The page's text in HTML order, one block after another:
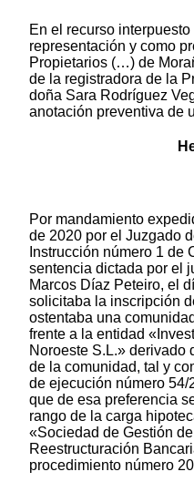
En el recurso
representación y como
Propietarios (…) de
de la registradora de la
doña Sara Rodríguez
anotación preventiva de
Por mandamiento
de 2020 por el Juzgado
Instrucción número 1 de
sentencia dictada por el
Marcos Díaz Peteiro, el
solicitaba la inscripción
ostentaba una
frente a la entidad
Noroeste S.L.» derivado
de la comunidad, tal y
de ejecución número 54/
que de esa preferencia
rango de la carga
«Sociedad de Gestión
Reestructuración
procedimiento número